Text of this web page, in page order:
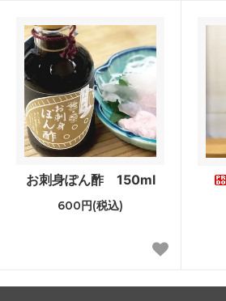
お刺身ぽん酢 150ml
600円(税込)